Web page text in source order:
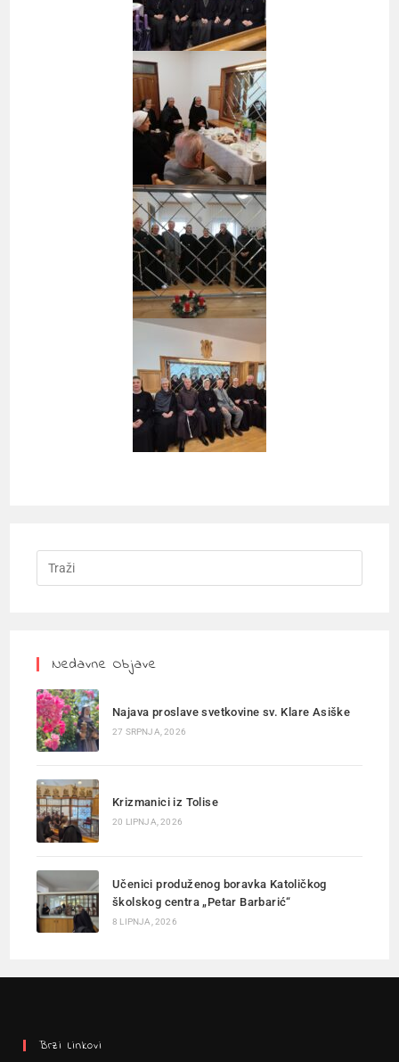
Nedavne Objave
Najava proslave svetkovine sv. Klare Asiške
27 SRPNJA, 2026
Krizmanici iz Tolise
20 LIPNJA, 2026
Učenici produženog boravka Katoličkog
školskog centra „Petar Barbarić“
8 LIPNJA, 2026
Brzi Linkovi